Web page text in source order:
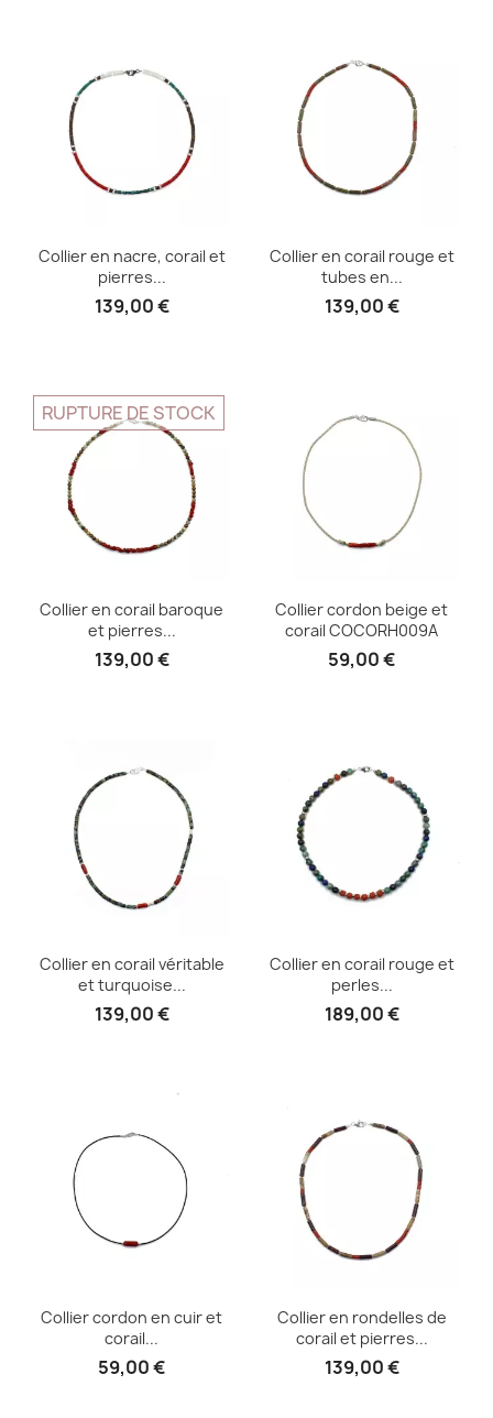
Collier en nacre, corail et
pierres...
139,00 €
Collier en corail rouge et
tubes en...
139,00 €
Collier en corail baroque
et pierres...
139,00 €
RUPTURE DE STOCK
Collier cordon beige et
corail COCORH009A
59,00 €
Collier en corail véritable
et turquoise...
139,00 €
Collier en corail rouge et
perles...
189,00 €
Collier cordon en cuir et
corail...
59,00 €
Collier en rondelles de
corail et pierres...
139,00 €